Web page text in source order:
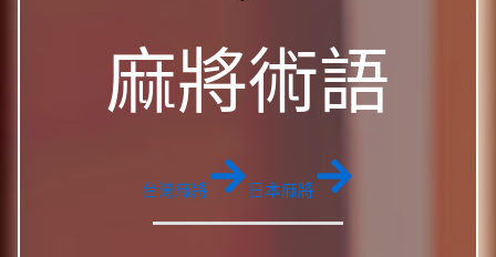
麻將術語
台灣麻將 日本麻將